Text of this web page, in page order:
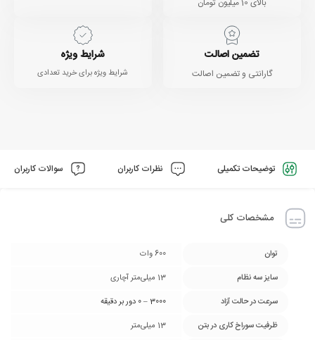
بالای 10 میلیون تومان
تضمین اصالت
گارانتی و تضمین اصالت
شرایط ویژه
شرایط ویژه برای خرید تعدادی
توضیحات تکمیلی نظرات کاربران سوالات کاربران
مشخصات کلی
توان
600 وات
سایز سه نظام
13 میلی‌متر آچاری
سرعت در حالت آزاد
3000 – 0 دور بر دقیقه
ظرفیت سوراخ کاری در بتن
13 میلی‌متر